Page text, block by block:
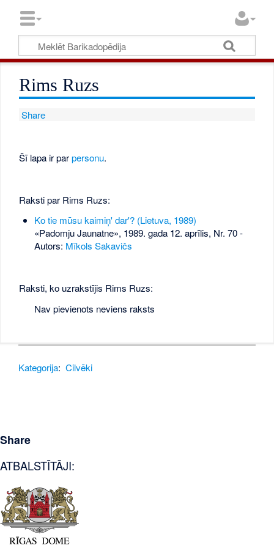
Rims Ruzs
Share
Šī lapa ir parpersonu.
Raksti par Rims Ruzs:
Ko tie mūsu kaimiņ' dar'? (Lietuva, 1989)
«Padomju Jaunatne», 1989. gada 12. aprīlis, Nr. 70-
Autors: Mīkols Sakavičs
Raksti, ko uzrakstījis Rims Ruzs:
Nav pievienots neviens raksts
Kategorija: Cilvēki
Share
ATBALSTĪTĀJI: